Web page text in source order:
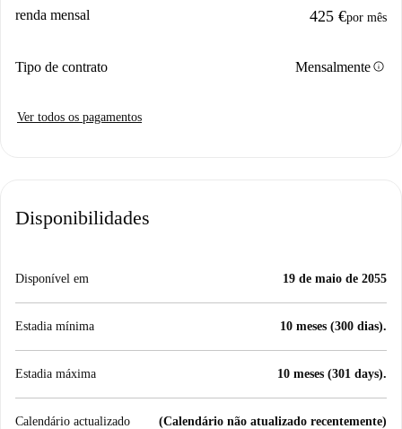
renda mensal 425 €por mês
Tipo de contrato Mensalmenteinfo
Ver todos os pagamentos
Disponibilidades
Disponível em 19 de maio de 2055
Estadia mínima 10 meses (300 dias).
Estadia máxima 10 meses (301 days).
Calendário actualizado (Calendário não atualizado recentemente)